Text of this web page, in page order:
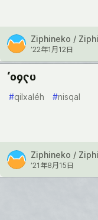
Ziphineko /
’22年1月12日
ʻalis
#qilxaléh #nisqal
Ziphineko /
’21年8月15日